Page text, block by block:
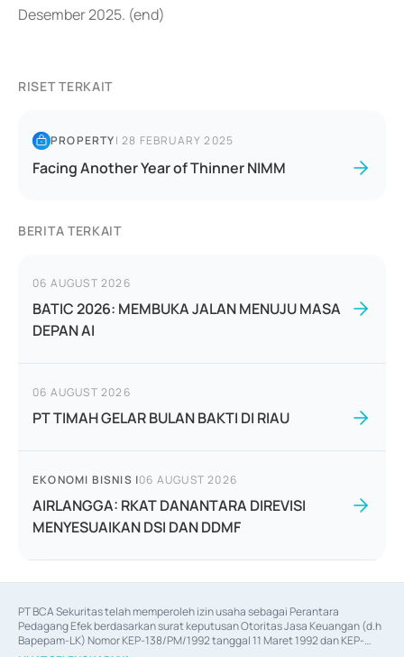
Desember 2025. (end)
RISET TERKAIT
PROPERTY|28 FEBRUARY 2025
Facing Another Year of Thinner NIMM
BERITA TERKAIT
06 AUGUST 2026
BATIC 2026: MEMBUKA JALAN MENUJU MASA
DEPAN AI
06 AUGUST 2026
PT TIMAH GELAR BULAN BAKTI DI RIAU
EKONOMI BISNIS |06 AUGUST 2026
AIRLANGGA: RKAT DANANTARA DIREVISI
MENYESUAIKAN DSI DAN DDMF
PT BCA Sekuritas telah memperoleh izin usaha sebagai Perantara
Pedagang Efek berdasarkan surat keputusan Otoritas Jasa Keuangan (d.h
Bapepam-LK) Nomor KEP-138/PM/1992 tanggal 11 Maret 1992 dan KEP-